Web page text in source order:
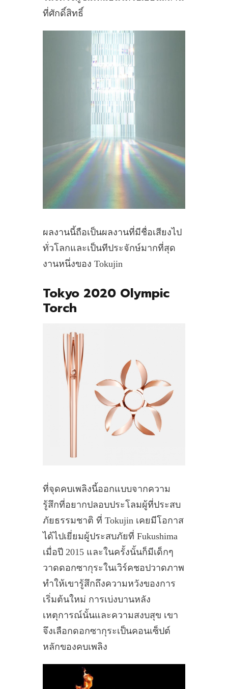
ที่ศักดิ์สิทธิ์
ผลงานนี้ถือเป็นผลงานที่มีชื่อเสียงไป
ทั่วโลกและเป็นทีประจักษ์มากที่สุด
งานหนึ่งของ Tokujin
Tokyo 2020 Olympic
Torch
ที่จุดคบเพลิงนี้ออกแบบจากความ
รู้สึกที่อยากปลอบประโลมผู้ที่ประสบ
ภัยธรรมชาติ ที่ Tokujin เคยมีโอกาส
ได้ไปเยี่ยมผู้ประสบภัยที่ Fukushima
เมื่อปี 2015 และในครั้งนั้นก็มีเด็กๆ
วาดดอกซากุระในเวิร์คชอปวาดภาพ
ทำให้เขารู้สึกถึงความหวังของการ
เริ่มต้นใหม่ การเบ่งบานหลัง
เหตุการณ์นั้นและความสงบสุข เขา
จึงเลือกดอกซากุระเป็นคอนเซ็ปต์
หลักของคบเพลิง